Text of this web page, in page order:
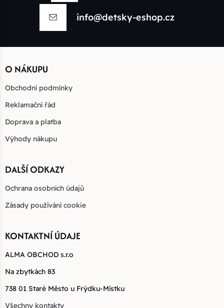
info@detsky-eshop.cz
O NÁKUPU
Obchodní podmínky
Reklamační řád
Doprava a platba
Výhody nákupu
DALŠÍ ODKAZY
Ochrana osobních údajů
Zásady používání cookie
KONTAKTNÍ ÚDAJE
ALMA OBCHOD s.r.o
Na zbytkách 83
738 01 Staré Město u Frýdku-Místku
Všechny kontakty